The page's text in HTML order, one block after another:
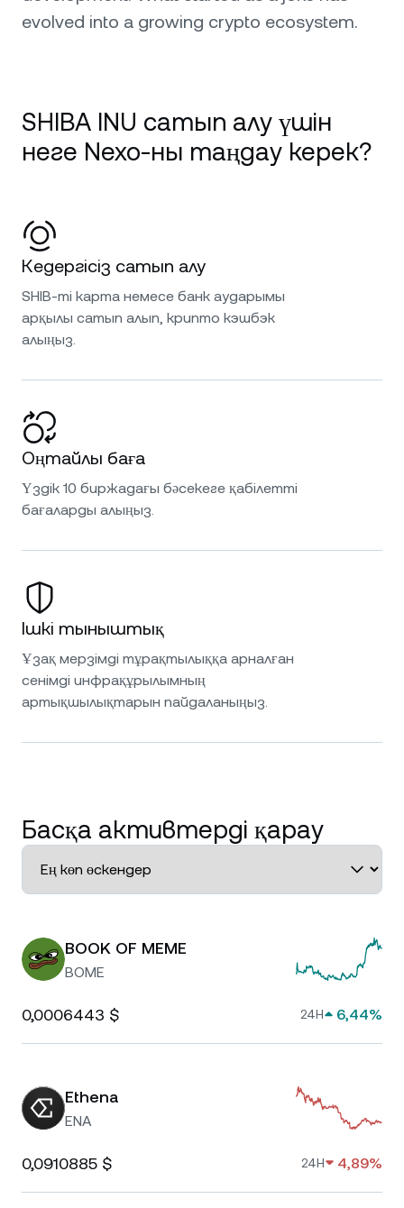
evolved into a growing crypto ecosystem.
SHIBA INU сатып алу үшін
неге Nexo-ны таңдау керек?
Кедергісіз сатып алу
SHIB-ті карта немесе банк аударымы
арқылы сатып алып, крипто кэшбэк
алыңыз.
Оңтайлы баға
Үздік 10 биржадағы бәсекеге қабілетті
бағаларды алыңыз.
Ішкі тыныштық
Ұзақ мерзімді тұрақтылыққа арналған
сенімді инфрақұрылымның
артықшылықтарын пайдаланыңыз.
Басқа активтерді қарау
BOOK OF MEME
BOME
0,0006443 $ 24H 6,44%
Ethena
ENA
0,0910885 $ 24H 4,89%